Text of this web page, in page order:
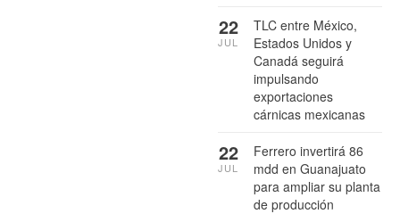
TLC entre México,
Estados Unidos y
Canadá seguirá
impulsando
exportaciones
cárnicas mexicanas
22
JUL
Ferrero invertirá 86
mdd en Guanajuato
para ampliar su planta
de producción
22
JUL